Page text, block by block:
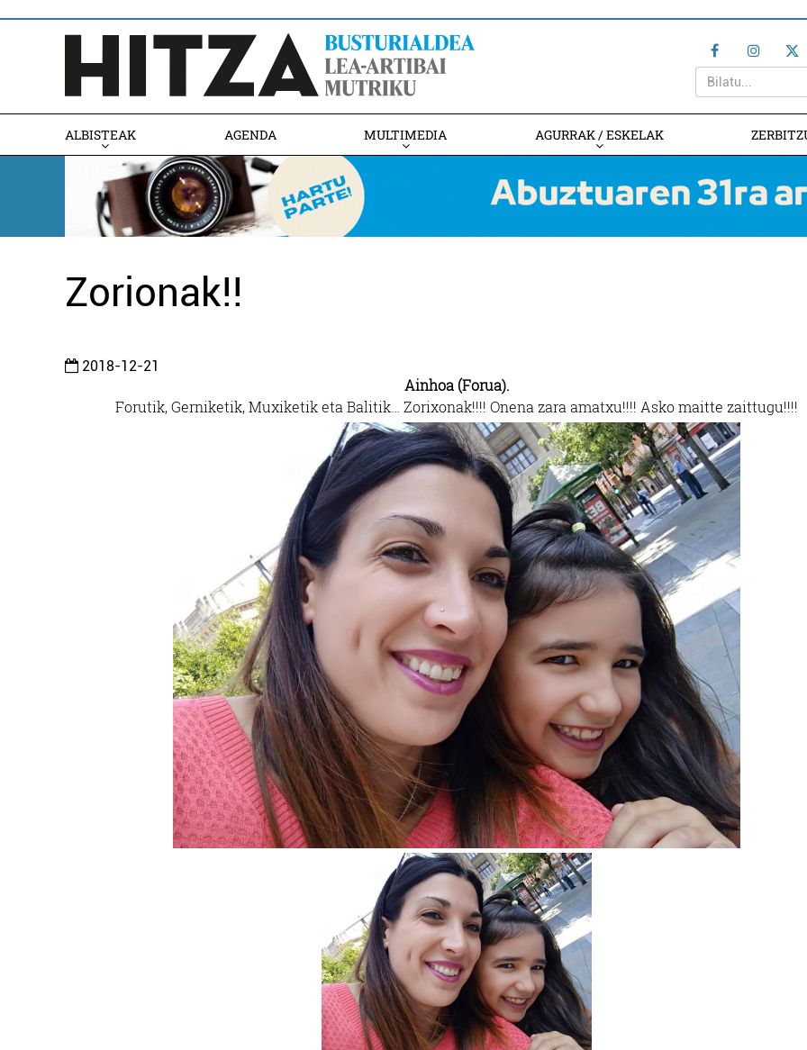
ALBISTEAK AGENDA MULTIMEDIA AGURRAK / ESKELAK
Zorionak!!
2018-12-21
Ainhoa (Forua).
Forutik, Gerniketik, Muxiketik eta Balitik… Zorixonak!!!! Onena zara amatxu!!!! Asko maitte zaittugu!!!!